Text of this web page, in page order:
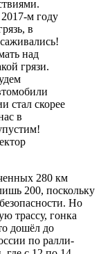
м году
в
над
грязи.
стал скорее
в
280 км
200, поскольку
Но
трассу, гонка
дошёл до
по ралли-